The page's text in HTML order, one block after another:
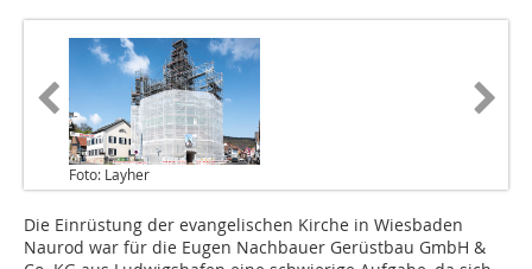
Foto: Layher
Die Einrüstung der evangelischen Kirche in Wiesbaden
Naurod war für die Eugen Nachbauer Gerüstbau GmbH &